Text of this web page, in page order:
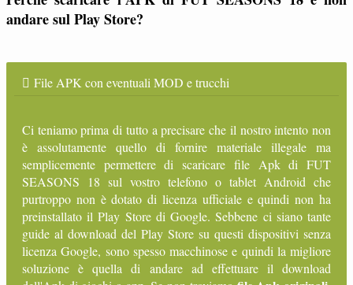
andare sul Play Store?
File APK con eventuali MOD e trucchi
Ci teniamo prima di tutto a precisare che il nostro intento non
è assolutamente quello di fornire materiale illegale ma
semplicemente permettere di scaricare file Apk di FUT
SEASONS 18 sul vostro telefono o tablet Android che
purtroppo non è dotato di licenza ufficiale e quindi non ha
preinstallato il Play Store di Google. Sebbene ci siano tante
guide al download del Play Store su questi dispositivi senza
licenza Google, sono spesso macchinose e quindi la migliore
soluzione è quella di andare ad effettuare il download